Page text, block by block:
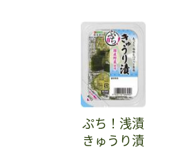
ぷち！浅漬
きゅうり漬